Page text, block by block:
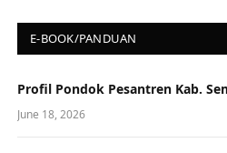
E-BOOK/PANDUAN
Profil Pondok Pesantren Kab.
June 18, 2026